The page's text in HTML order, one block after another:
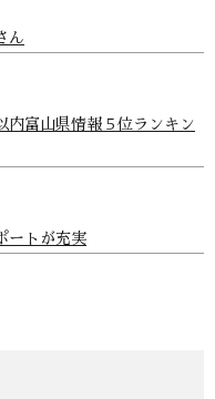
ん
内富山県情報５位ランキン
ートが充実